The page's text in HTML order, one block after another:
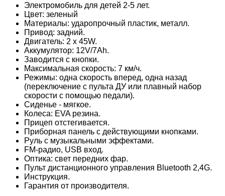
Электромобиль для детей 2-5 лет.
Цвет: зеленый
Материалы: ударопрочный пластик, металл.
Привод: задний.
Двигатель: 2 х 45W.
Аккумулятор: 12V/7Ah.
Заводится с кнопки.
Максимальная скорость: 7 км/ч.
Режимы: одна скорость вперед, одна назад
(переключение с пульта ДУ или плавный набор
скорости с помощью педали).
Сиденье - мягкое.
Колеса: EVA резина.
Прицеп отстегивается.
Приборная панель с действующими кнопками.
Руль с музыкальными эффектами.
FM-радио, USB вход.
Оптика: свет передних фар.
Пульт дистанционного управления Bluetooth 2,4G.
Инструкция.
Гарантия от производителя.